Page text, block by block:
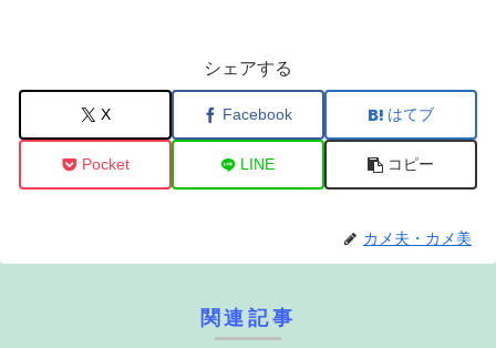
シェアする
X Facebook はてブ
Pocket LINE コピー
カメ夫・カメ美
関連記事